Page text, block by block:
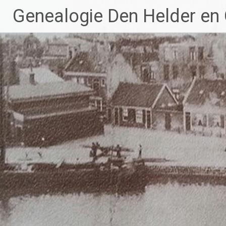
naar
de
inhoud
Genealogie Den Helder